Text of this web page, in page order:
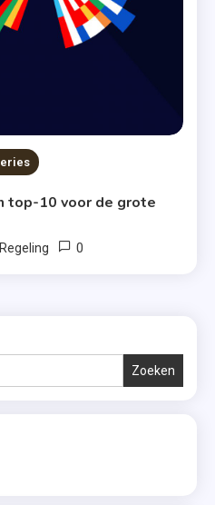
top-10 voor de grote
0
Zoeken